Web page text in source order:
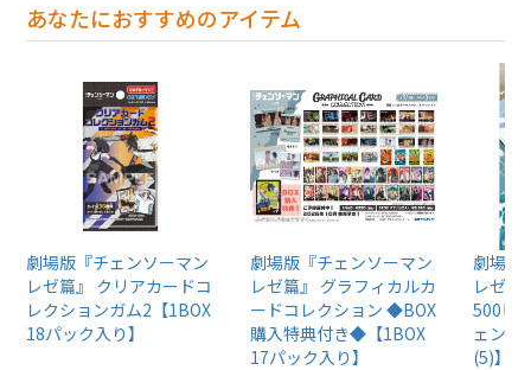
あなたにおすすめのアイテム
劇場版『チェンソーマン
レゼ篇』 クリアカードコ
レクションガム2【1BOX
18パック入り】
劇場版『チェンソーマン
レゼ篇』 グラフィカルカ
ードコレクション ◆BOX
購入特典付き◆【1BOX
17パック入り】
劇場版
レゼ篇
500ピ
ェンソ
(5)】